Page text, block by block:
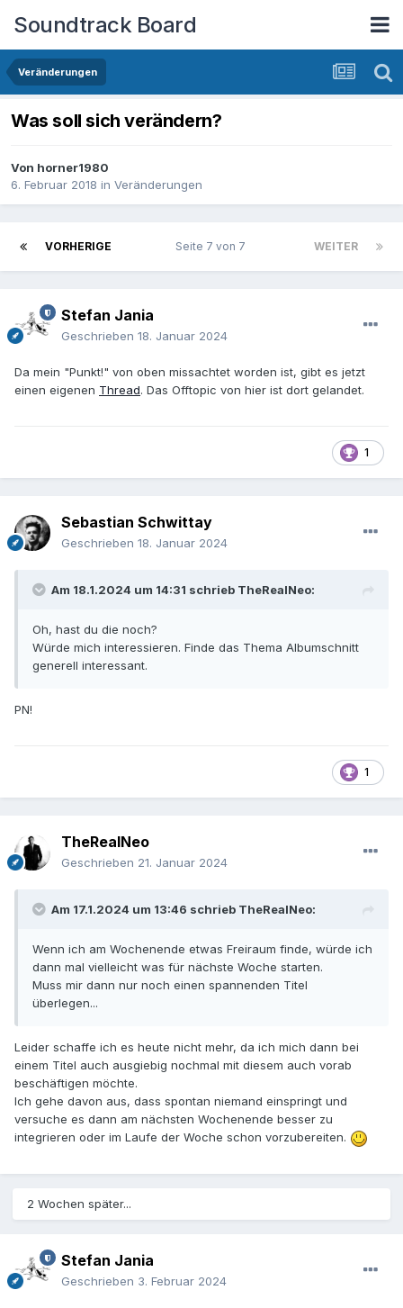
Soundtrack Board
Veränderungen
Was soll sich verändern?
Von horner1980
6. Februar 2018 in Veränderungen
VORHERIGE WEITER
Seite 7 von 7
Stefan Jania
Geschrieben 18. Januar 2024
Da mein "Punkt!" von oben missachtet worden ist, gibt es jetzt
einen eigenen Thread. Das Offtopic von hier ist dort gelandet.
1
Sebastian Schwittay
Geschrieben 18. Januar 2024
Am 18.1.2024 um 14:31 schrieb TheRealNeo:
Oh, hast du die noch?
Würde mich interessieren. Finde das Thema Albumschnitt
generell interessant.
PN!
1
TheRealNeo
Geschrieben 21. Januar 2024
Am 17.1.2024 um 13:46 schrieb TheRealNeo:
Wenn ich am Wochenende etwas Freiraum finde, würde ich
dann mal vielleicht was für nächste Woche starten.
Muss mir dann nur noch einen spannenden Titel
überlegen...
Leider schaffe ich es heute nicht mehr, da ich mich dann bei
einem Titel auch ausgiebig nochmal mit diesem auch vorab
beschäftigen möchte.
Ich gehe davon aus, dass spontan niemand einspringt und
versuche es dann am nächsten Wochenende besser zu
integrieren oder im Laufe der Woche schon vorzubereiten.
2 Wochen später...
Stefan Jania
Geschrieben 3. Februar 2024